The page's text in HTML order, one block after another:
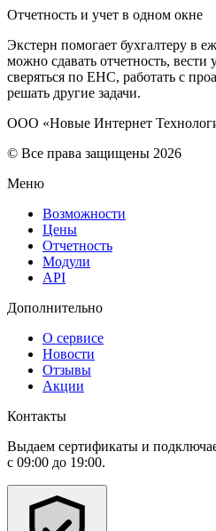
Отчетность и учет в одном окне
Экстерн помогает бухгалтеру в
можно сдавать отчетность, вести
сверяться по ЕНС, работать с
решать другие задачи.
ООО «Новые Интернет
© Все права защищены 2026
Меню
Возможности
Цены
Отчетность
Модули
API
Дополнительно
О сервисе
Новости
Отзывы
Акции
Контакты
Выдаем сертификаты и
с 09:00 до 19:00.